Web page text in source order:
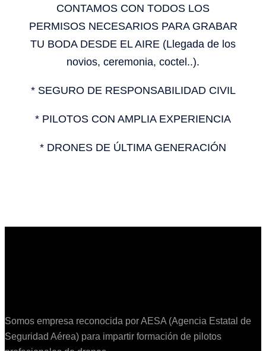
CONTAMOS CON TODOS LOS
PERMISOS NECESARIOS PARA GRABAR
TU BODA DESDE EL AIRE (Llegada de los
novios, ceremonia, coctel..).
* SEGURO DE RESPONSABILIDAD CIVIL
* PILOTOS CON AMPLIA EXPERIENCIA
* DRONES DE ÚLTIMA GENERACIÓN
Somos empresa reconocida por AESA (Agencia Estatal de
Seguridad Aérea) para impartir formación de pilotos